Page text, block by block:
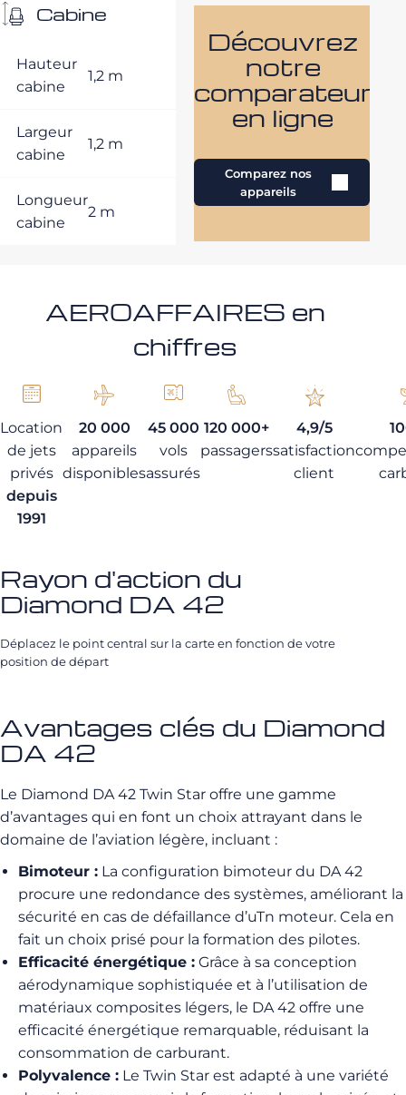
Cabine
Hauteur
cabine
1,2 m
Largeur
cabine
1,2 m
Longueur
cabine
2 m
Découvrez
notre
comparateur
en ligne
Comparez nos
appareils
AEROAFFAIRES en
chiffres
Location
de jets
privés
depuis
1991
20 000
appareils
disponibles
45 000
vols
assurés
120 000+
passagers
4,9/5
satisfaction
client
Rayon d'action du
Diamond DA 42
Déplacez le point central sur la carte en fonction de votre
position de départ
Avantages clés du Diamond
DA 42
Le Diamond DA 42 Twin Star offre une gamme
d’avantages qui en font un choix attrayant dans le
domaine de l’aviation légère, incluant :
Bimoteur : La configuration bimoteur du DA 42
procure une redondance des systèmes, améliorant la
sécurité en cas de défaillance d’uTn moteur. Cela en
fait un choix prisé pour la formation des pilotes.
Efficacité énergétique : Grâce à sa conception
aérodynamique sophistiquée et à l’utilisation de
matériaux composites légers, le DA 42 offre une
efficacité énergétique remarquable, réduisant la
consommation de carburant.
Polyvalence : Le Twin Star est adapté à une variété